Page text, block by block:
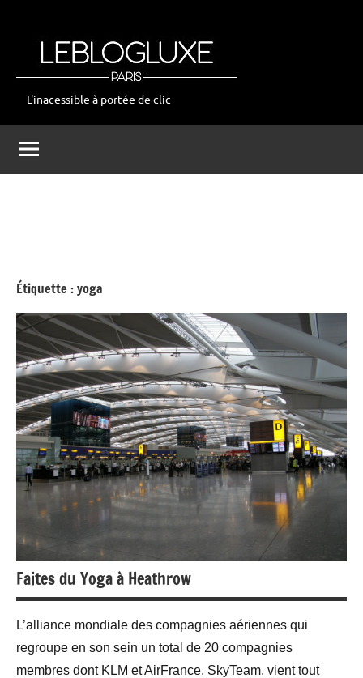
leblogluxe
L'inacessible à portée de clic
Étiquette :yoga
Faites du Yoga à Heathrow
L’alliance mondiale des compagnies aériennes qui
regroupe en son sein un total de 20 compagnies
membres dont KLM et AirFrance, SkyTeam, vient tout